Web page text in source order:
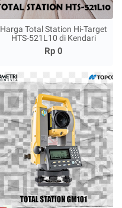
Harga Total Station Hi-Target
HTS-521L10 di Kendari
Rp 0